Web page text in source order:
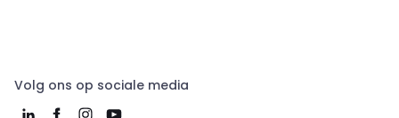
Volg ons op sociale media